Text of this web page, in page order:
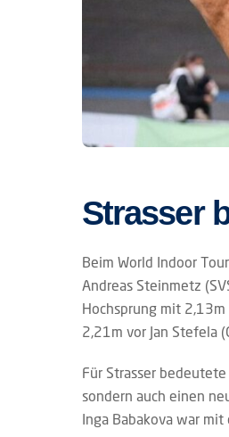
Strasser
Beim World Indoor
Andreas Steinmetz
Hochsprung mit
2,21m vor Jan Stefela
Für Strasser
sondern auch einen
Inga Babakova war